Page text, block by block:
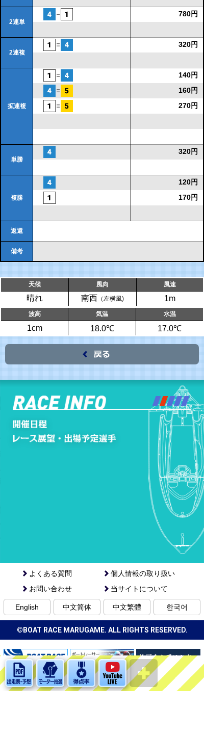
2連単
780円
2連複
320円
拡連複
140円
160円
270円
単勝
320円
複勝
120円
170円
返還
備考
天候 風向 風速
晴れ 南西 （左横風) 1m
波高 気温 水温
1cm 18.0℃ 17.0℃
よくある質問
個人情報の取り扱い
お問い合わせ
当サイトについて
English 中文简体 中文繁體 한국어
©BOAT RACE MARUGAME. ALL RIGHTS RESERVED.